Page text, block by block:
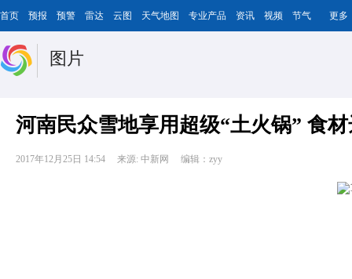
首页 预报 预警 雷达 云图 天气地图 专业产品 资讯 视频 节气 更多
图片
河南民众雪地享用超级“土火锅” 食
2017年12月25日 14:54 来源: 中新网 编辑：zyy